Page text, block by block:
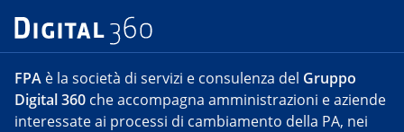
FPA è la società di servizi e consulenza del Gruppo
Digital 360 che accompagna amministrazioni e aziende
interessate ai processi di cambiamento della PA, nei